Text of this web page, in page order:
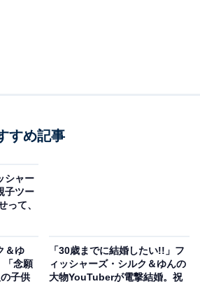
すめ記事
シャー
子ツー
って、
＆ゆ
「念願
子供
「30歳までに結婚したい!!」フ
ィッシャーズ・シルク＆ゆんの
大物YouTuberが電撃結婚。祝